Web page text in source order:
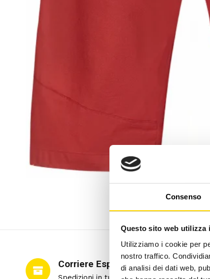
Consenso
Questo sito web utilizza
Utilizziamo i cookie per
nostro traffico.
di analisi dei dati web,
Corriere Espresso